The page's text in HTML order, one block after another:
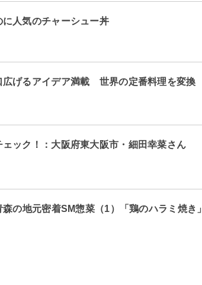
人気のチャーシュー丼
広げるアイデア満載 世界の定番料理を変換
ック！：大阪府東大阪市・細田幸菜さん
の地元密着SM惣菜（1）「鶏のハラミ焼き」